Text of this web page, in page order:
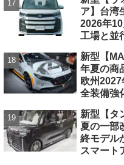
スピリッ
キ最新情
ア】台湾
2026年
工場と並
2026年5
チェンジ
326万
375万
車 WxB
待、S-Z
ーター
新型【
年夏の商
欧州
全装備強
ジは2028
新型【タ
夏の一部
終モデル
スマート